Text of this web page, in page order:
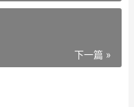
下一篇 »